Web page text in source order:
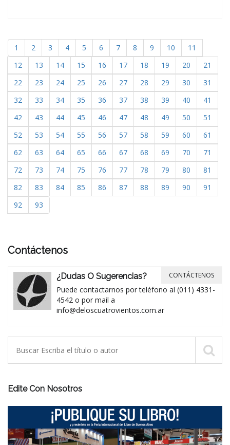
1 2 3 4 5 6 7 8 9 10
11
12
13 14 15 16 17 18 19 20
21
22
23 24 25 26 27 28 29 30
31
32
33 34 35 36 37 38 39 40
41
42
43 44 45 46 47 48 49 50
51
52
53 54 55 56 57 58 59 60
61
62
63 64 65 66 67 68 69 70
71
72
73 74 75 76 77 78 79 80
81
82
83 84 85 86 87 88 89 90
91
92
93
Contáctenos
¿Dudas O Sugerencias?
Puede contactarnos por teléfono al (011) 4331-
4542 o por mail a
info@deloscuatrovientos.com.ar
CONTÁCTENOS
Edite Con Nosotros